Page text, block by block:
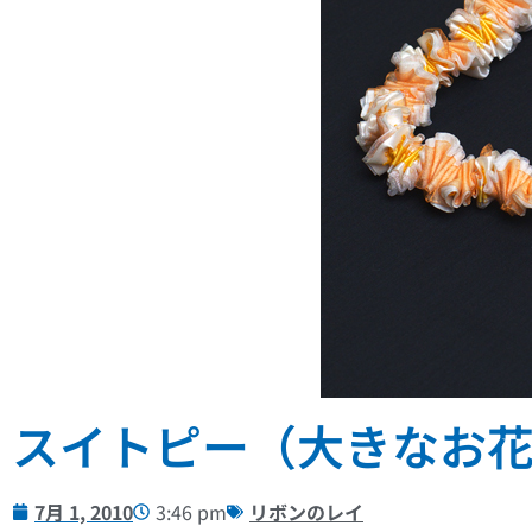
スイトピー（大きなお
7月 1, 2010 3:46 pm リボンのレイ